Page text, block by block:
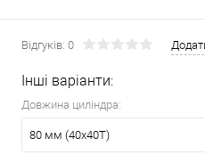
Відгуків: 0
Інші варіанти:
Довжина циліндра:
80 мм (40x40T)